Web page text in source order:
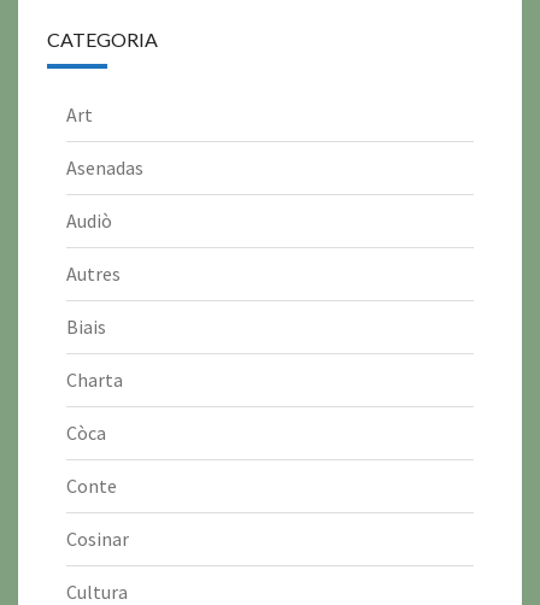
CATEGORIA
Art
Asenadas
Audiò
Autres
Biais
Charta
Còca
Conte
Cosinar
Cultura